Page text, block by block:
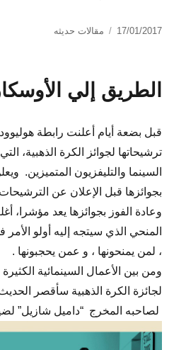
نُشرت
17/01/2017 التصنيفات
مقالات حديثه
الطريق إلي
قبل بضعة أيام أعلنت رابطة
ترشيحاتها لجوائز الكرة الذهبية،
السينما والتليفزيون المتميزين.
بجوائزها قبل الإعلان عن
وعادة الفوز بجوائزها يعد مؤشرا،
المنحي الذي سيتجه إليه أولو
، لمن يمنحونها ، و عمن يحجبونها .
ومن بين الأعمال السينمائية
لجائزة الكرة الذهبية سأقصر الحديث
لصاحبه المخرج “داميل شازيل”